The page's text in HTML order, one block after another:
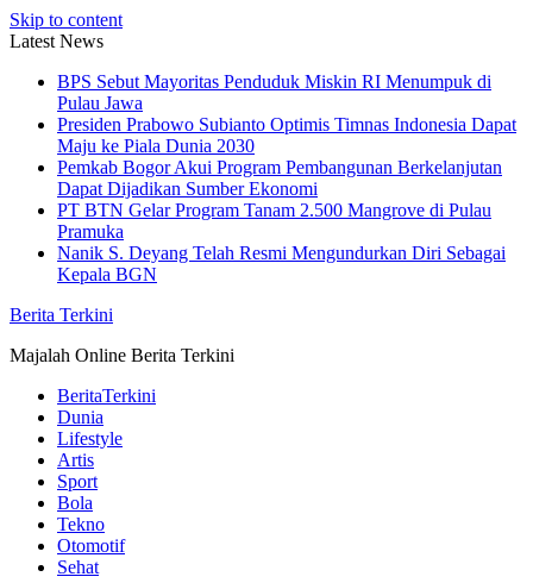
Skip to content
Latest News
BPS Sebut Mayoritas Penduduk Miskin RI Menumpuk di
Pulau Jawa
Presiden Prabowo Subianto Optimis Timnas Indonesia Dapat
Maju ke Piala Dunia 2030
Pemkab Bogor Akui Program Pembangunan Berkelanjutan
Dapat Dijadikan Sumber Ekonomi
PT BTN Gelar Program Tanam 2.500 Mangrove di Pulau
Pramuka
Nanik S. Deyang Telah Resmi Mengundurkan Diri Sebagai
Kepala BGN
Berita Terkini
Majalah Online Berita Terkini
BeritaTerkini
Dunia
Lifestyle
Artis
Sport
Bola
Tekno
Otomotif
Sehat